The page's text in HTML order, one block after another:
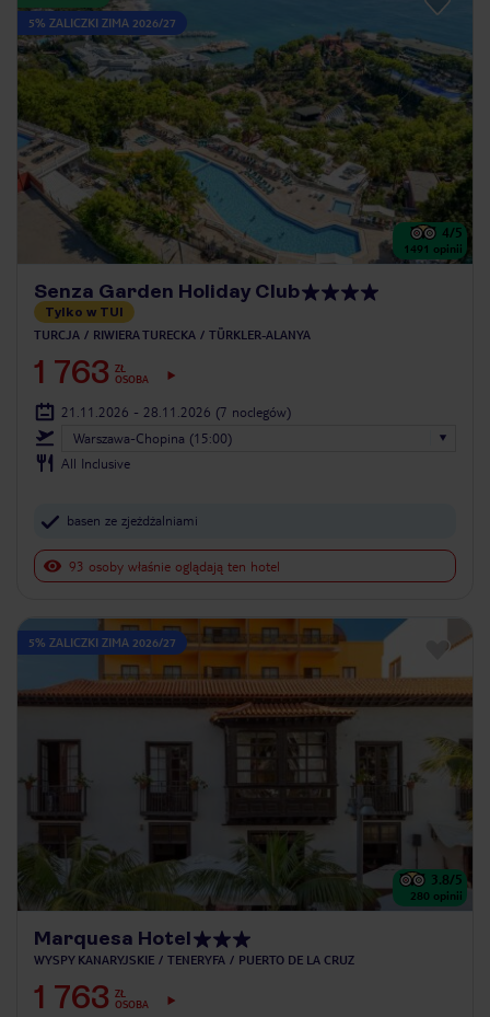
5% ZALICZKI ZIMA 2026/27
4/5
1491 opinii
Senza Garden Holiday Club
Tylko w TUI
TURCJA RIWIERA TURECKA TÜRKLER-ALANYA
1 763 ZŁ
OSOBA
21.11.2026 - 28.11.2026 (7 noclegów)
Warszawa-Chopina (15:00)
All Inclusive
basen ze zjeżdżalniami
93 osoby właśnie oglądają ten hotel
5% ZALICZKI ZIMA 2026/27
3.8/5
280 opinii
Marquesa Hotel
WYSPY KANARYJSKIE TENERYFA PUERTO DE LA CRUZ
1 763 ZŁ
OSOBA